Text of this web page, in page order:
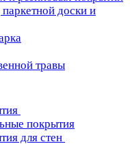
доски и
травы
покрытия
для стен